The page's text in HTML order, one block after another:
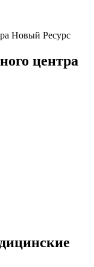
Новый Ресурс
центра